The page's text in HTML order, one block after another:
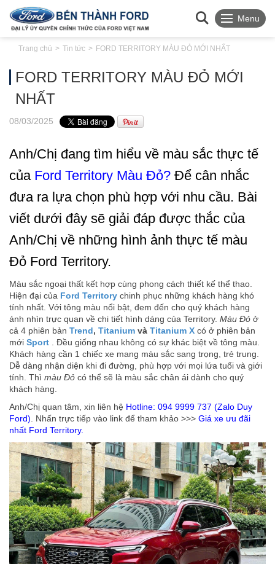
Menu
Trang chủ Tin tức FORD TERRITORY MÀU ĐỎ MỚI NHẤT
FORD TERRITORY MÀU ĐỎ MỚI
NHẤT
08/03/2025
Anh/Chị đang tìm hiểu về màu sắc thực tế
của Ford Territory Màu Đỏ? Để cân nhắc
đưa ra lựa chọn phù hợp với nhu cầu. Bài
viết dưới đây sẽ giải đáp được thắc của
Anh/Chị về những hình ảnh thực tế màu
Đỏ Ford Territory.
Màu sắc ngoại thất kết hợp cùng phong cách thiết kế thể thao.
Hiện đại của Ford Territory chinh phục những khách hàng khó
tính nhất. Với tông màu nổi bật, đem đến cho quý khách hàng
ánh nhìn trực quan về chi tiết hình dáng của Territory. Màu Đỏ ở
cả 4 phiên bản Trend, Titanium và Titanium X có ở phiên bản
mới Sport
. Đều giống nhau không có sự khác biệt về tông màu.
Khách hàng cần 1 chiếc xe mang màu sắc sang trọng, trẻ trung.
Dễ dàng nhận diện khi đi đường, phù hợp với mọi lứa tuổi và giới
tính. Thì màu Đỏ có thể sẽ là màu sắc chân ái dành cho quý
khách hàng.
Anh/Chị quan tâm, xin liên hệ Hotline: 094 9999 737 (Zalo Duy
Ford) . Nhấn trực tiếp vào link để tham khảo >>> Giá xe ưu đãi
nhất Ford Territory.